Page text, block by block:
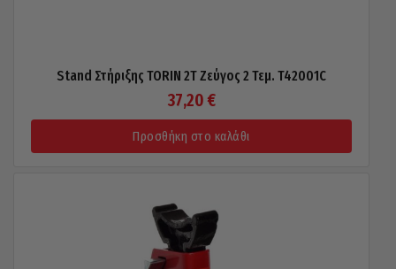
Stand Στήριξης TORIN 2T Ζεύγος 2 Τεμ. T42001C
37,20 €
Προσθήκη στο καλάθι